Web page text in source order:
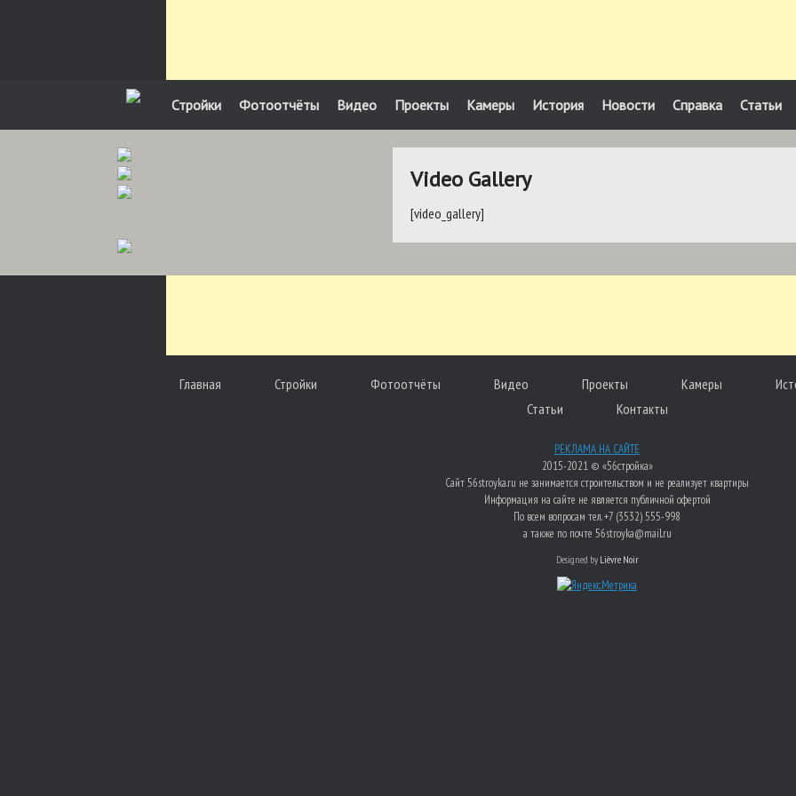
Стройки Фотоотчёты Видео Проекты Камеры История Новости Справка Статьи
Video Gallery
[video_gallery]
Главная Стройки Фотоотчёты Видео Проекты Камеры
Статьи
Контакты
РЕКЛАМА НА САЙТЕ
2015-2021 © «56стройка»
Сайт 56stroyka.ru не занимается строительством и не реализует квартиры
Информация на сайте не является публичной офертой
По всем вопросам тел. +7 (3532) 555-998
а также по почте 56stroyka@mail.ru
Designed by Lièvre Noir